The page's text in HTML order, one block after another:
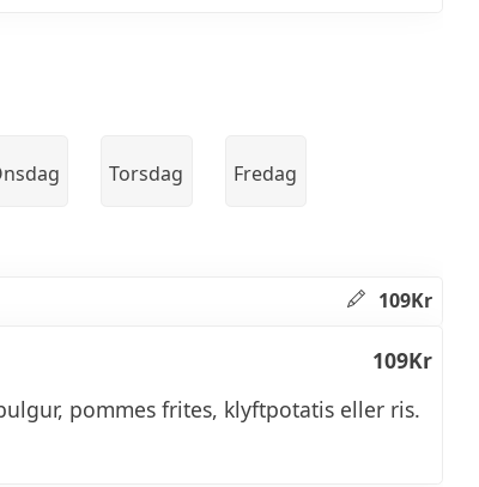
Torsdag Fredag
109Kr
109Kr
pommes frites, klyftpotatis eller ris.